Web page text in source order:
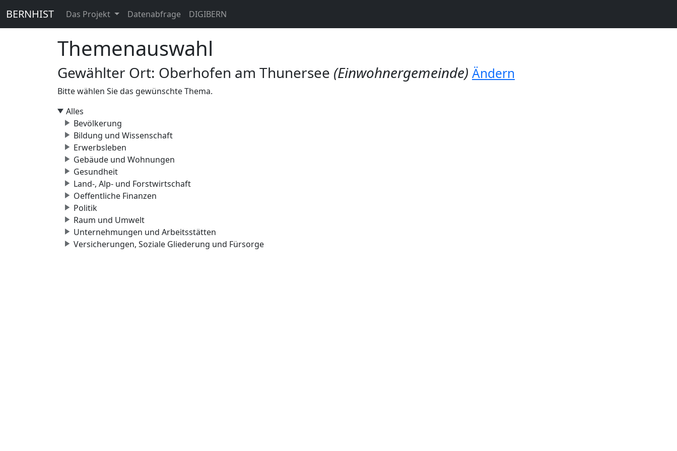
BERNHIST Das Projekt Datenabfrage DIGIBERN
Themenauswahl
Gewählter Ort: Oberhofen am Thunersee (Einwohnergemeinde) Ändern
Bitte wählen Sie das gewünschte Thema.
Alles
Bevölkerung
Bildung und Wissenschaft
Erwerbsleben
Gebäude und Wohnungen
Gesundheit
Land-, Alp- und Forstwirtschaft
Oeffentliche Finanzen
Politik
Raum und Umwelt
Unternehmungen und Arbeitsstätten
Versicherungen, Soziale Gliederung und Fürsorge